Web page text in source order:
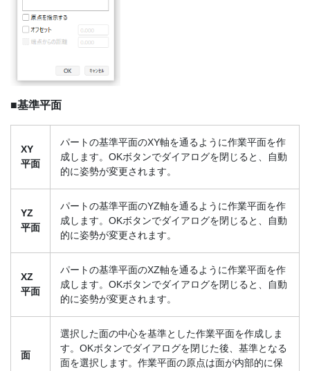
■基準平面
XY
平面
パートの基準平面のXY軸を通るように作業平面を作
成します。OKボタンでダイアログを閉じると、自動
的に姿勢が変更されます。
YZ
平面
パートの基準平面のYZ軸を通るように作業平面を作
成します。OKボタンでダイアログを閉じると、自動
的に姿勢が変更されます。
XZ
平面
パートの基準平面のXZ軸を通るように作業平面を作
成します。OKボタンでダイアログを閉じると、自動
的に姿勢が変更されます。
面
選択した面の中心を基準とした作業平面を作成しま
す。OKボタンでダイアログを閉じた後、基準となる
面を選択します。作業平面の原点は面が内部的に保